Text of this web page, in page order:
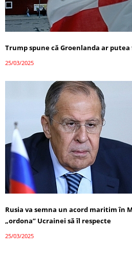
Trump spune că Groenlanda ar
25/03/2025
Rusia va semna un acord maritim în
„ordona” Ucrainei să îl respecte
25/03/2025